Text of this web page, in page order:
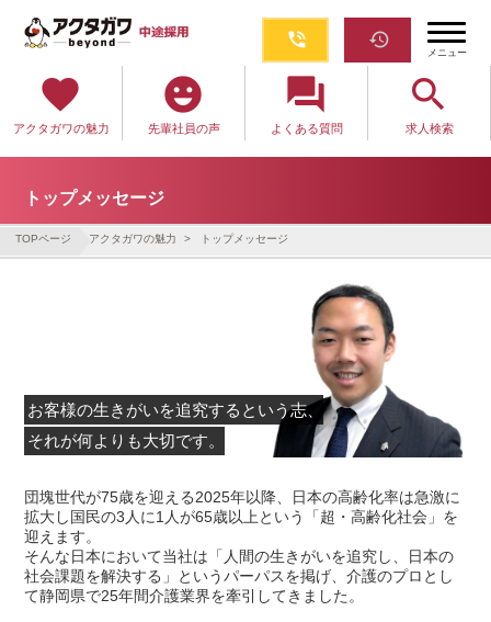
phone_in_talk restore
メニュー
favorite
アクタガワの魅力
emoji_emotions
先輩社員の声
question_answer
よくある質問
search
求人検索
トップメッセージ
TOPページ アクタガワの魅力 トップメッセージ
お客様の生きがいを追究するという志、
それが何よりも大切です。
団塊世代が75歳を迎える2025年以降、日本の高齢化率は急激に
拡大し国民の3人に1人が65歳以上という「超・高齢化社会」を
迎えます。
そんな日本において当社は「人間の生きがいを追究し、日本の
社会課題を解決する」というパーパスを掲げ、介護のプロとし
て静岡県で25年間介護業界を牽引してきました。